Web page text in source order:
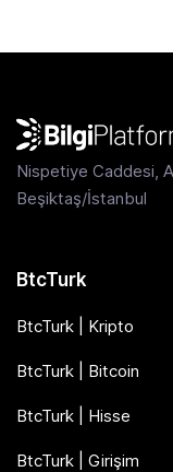
Nispetiye Caddesi,
Beşiktaş/İstanbul
BtcTurk
BtcTurk | Kripto
BtcTurk | Bitcoin
BtcTurk | Hisse
BtcTurk | Girişim